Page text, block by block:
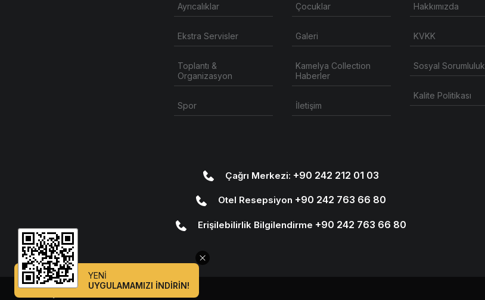
Ayrıcalıklar
Ekstra Servisler
Toplantı &
Organizasyon
Spor
Çocuklar
Galeri
Kamelya Collection
Haberler
İletişim
Hakkımızda
KVKK
Sosyal Sorumluluk
Kalite Politikası
Çağrı Merkezi: +90 242 212 01 03
Otel Resepsiyon +90 242 763 66 80
Erişilebilirlik Bilgilendirme +90 242 763 66 80
YENİ
UYGULAMAMIZI İNDİRİN!